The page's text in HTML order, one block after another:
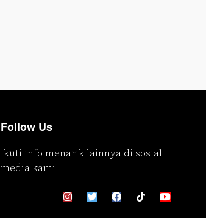
Follow Us
Ikuti info menarik lainnya di sosial
media kami